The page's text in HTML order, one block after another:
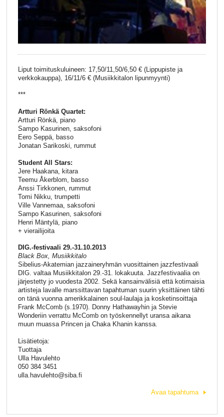
Liput toimituskuluineen: 17,50/11,50/6,50 € (Lippupiste ja
verkkokauppa), 16/11/6 € (Musiikkitalon lipunmyynti)
***
Artturi Rönkä Quartet:
Artturi Rönkä, piano
Sampo Kasurinen, saksofoni
Eero Seppä, basso
Jonatan Sarikoski, rummut
Student All Stars:
Jere Haakana, kitara
Teemu Åkerblom, basso
Anssi Tirkkonen, rummut
Tomi Nikku, trumpetti
Ville Vannemaa, saksofoni
Sampo Kasurinen, saksofoni
Henri Mäntylä, piano
+ vierailijoita
DIG.-festivaali 29.-31.10.2013
Black Box, Musiikkitalo
Sibelius-Akatemian jazzaineryhmän vuosittainen jazzfestivaali
DIG. valtaa Musiikkitalon 29.-31. lokakuuta. Jazzfestivaalia on
järjestetty jo vuodesta 2002. Sekä kansainvälisiä että kotimaisia
artisteja lavalle marssittavan tapahtuman suurin yksittäinen tähti
on tänä vuonna amerikkalainen soul-laulaja ja kosketinsoittaja
Frank McComb (s.1970). Donny Hathawayhin ja Stevie
Wonderiin verrattu McComb on työskennellyt uransa aikana
muun muassa Princen ja Chaka Khanin kanssa.
Lisätietoja:
Tuottaja
Ulla Havulehto
050 384 3451
ulla.havulehto@siba.fi
Avaa tapahtuma